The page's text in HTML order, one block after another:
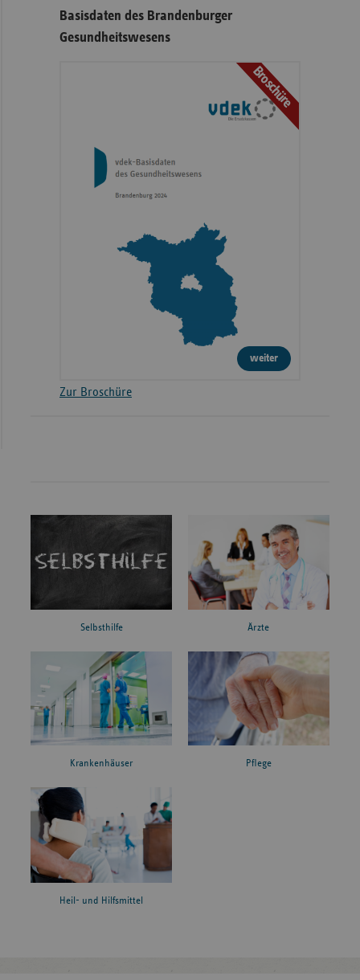
Basisdaten des Brandenburger
Gesundheitswesens
Broschüre
weiter
Zur Broschüre
Selbsthilfe Ärzte
Krankenhäuser Pflege
Heil- und Hilfsmittel